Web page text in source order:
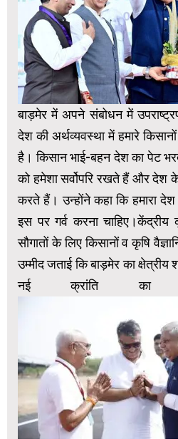
बाड़मेर में अपने संबोधन में
देश की अर्थव्यवस्था में हमारे
है। किसान भाई-बहन देश का पेट
को हमेशा सर्वोपरि रखते हैं और देश
करते हैं। उन्होंने कहा कि हमारा
इस पर गर्व करना चाहिए।केंद्रीय
सौगातों के लिए किसानों व कृषि
उम्मीद जताई कि बाड़मेर का
नई क्रांति का